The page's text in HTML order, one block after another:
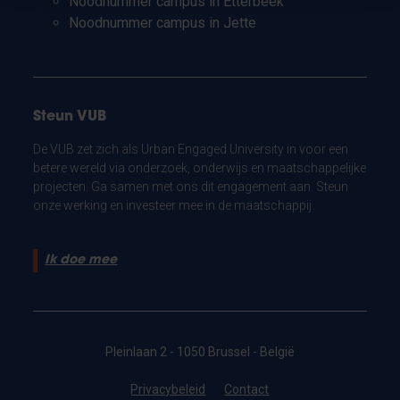
Noodnummer campus in Jette
Steun VUB
De VUB zet zich als Urban Engaged University in voor een
betere wereld via onderzoek, onderwijs en maatschappelijke
projecten. Ga samen met ons dit engagement aan. Steun
onze werking en investeer mee in de maatschappij.
Ik doe mee
Pleinlaan 2 - 1050 Brussel - België
Privacybeleid Contact